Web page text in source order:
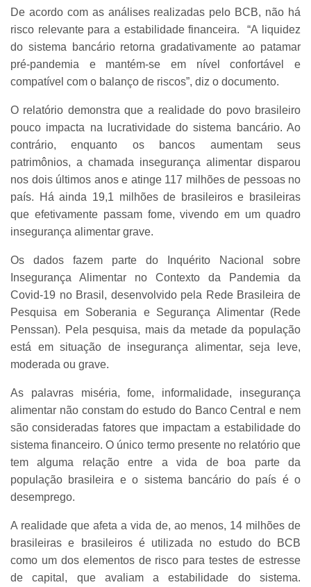
De acordo com as análises realizadas pelo BCB, não há
risco relevante para a estabilidade financeira. “A liquidez
do sistema bancário retorna gradativamente ao patamar
pré-pandemia e mantém-se em nível confortável e
compatível com o balanço de riscos”, diz o documento.
O relatório demonstra que a realidade do povo brasileiro
pouco impacta na lucratividade do sistema bancário. Ao
contrário, enquanto os bancos aumentam seus
patrimônios, a chamada insegurança alimentar disparou
nos dois últimos anos e atinge 117 milhões de pessoas no
país. Há ainda 19,1 milhões de brasileiros e brasileiras
que efetivamente passam fome, vivendo em um quadro
insegurança alimentar grave.
Os dados fazem parte do Inquérito Nacional sobre
Insegurança Alimentar no Contexto da Pandemia da
Covid-19 no Brasil, desenvolvido pela Rede Brasileira de
Pesquisa em Soberania e Segurança Alimentar (Rede
Penssan). Pela pesquisa, mais da metade da população
está em situação de insegurança alimentar, seja leve,
moderada ou grave.
As palavras miséria, fome, informalidade, insegurança
alimentar não constam do estudo do Banco Central e nem
são consideradas fatores que impactam a estabilidade do
sistema financeiro. O único termo presente no relatório que
tem alguma relação entre a vida de boa parte da
população brasileira e o sistema bancário do país é o
desemprego.
A realidade que afeta a vida de, ao menos, 14 milhões de
brasileiras e brasileiros é utilizada no estudo do BCB
como um dos elementos de risco para testes de estresse
de capital, que avaliam a estabilidade do sistema.